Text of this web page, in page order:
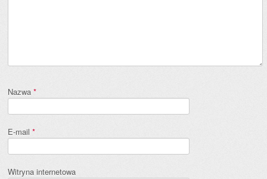
Nazwa *
E-mail *
Witryna internetowa